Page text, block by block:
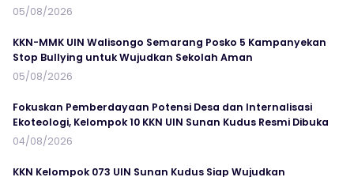
05/08/2026
KKN-MMK UIN Walisongo Semarang Posko 5 Kampanyekan
Stop Bullying untuk Wujudkan Sekolah Aman
05/08/2026
Fokuskan Pemberdayaan Potensi Desa dan Internalisasi
Ekoteologi, Kelompok 10 KKN UIN Sunan Kudus Resmi Dibuka
04/08/2026
KKN Kelompok 073 UIN Sunan Kudus Siap Wujudkan